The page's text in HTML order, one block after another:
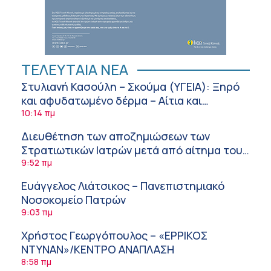
ΤΕΛΕΥΤΑΙΑ ΝΕΑ
Στυλιανή Κασούλη – Σκούμα (ΥΓΕΙΑ): Ξηρό
και αφυδατωμένο δέρμα – Αίτια και
αντιμετώπιση
10:14 πμ
Διευθέτηση των αποζημιώσεων των
Στρατιωτικών Ιατρών μετά από αίτημα του
ΙΣΑ
9:52 πμ
Ευάγγελος Λιάτσικος – Πανεπιστημιακό
Νοσοκομείο Πατρών
9:03 πμ
Χρήστος Γεωργόπουλος – «ΕΡΡΙΚΟΣ
ΝΤΥΝΑΝ»/ΚΕΝΤΡΟ ΑΝΑΠΛΑΣΗ
8:58 πμ